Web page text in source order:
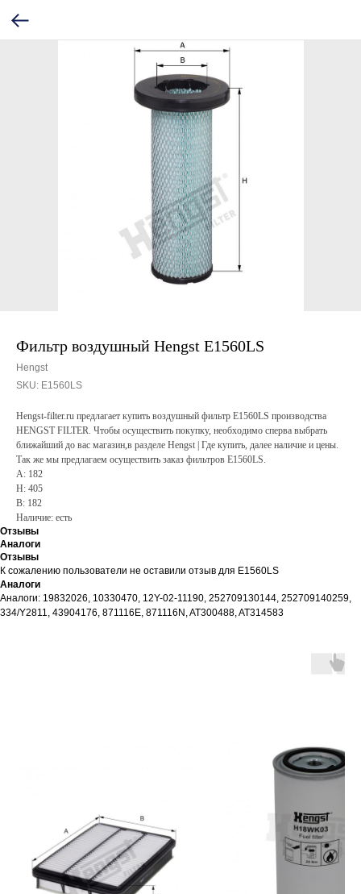
Фильтр воздушный Hengst E1560LS
Hengst
SKU: E1560LS
Hengst-filter.ru предлагает купить воздушный фильтр E1560LS производства
HENGST FILTER. Чтобы осуществить покупку, необходимо сперва выбрать
ближайший до вас магазин,в разделе Hengst | Где купить, далее наличие и цены.
Так же мы предлагаем осуществить заказ фильтров E1560LS.
A: 182
H: 405
B: 182
Наличие: есть
Отзывы
Аналоги
Отзывы
К сожалению пользователи не оставили отзыв для E1560LS
Аналоги
Аналоги: 19832026, 10330470, 12Y-02-11190, 252709130144, 252709140259,
334/Y2811, 43904176, 871116E, 871116N, AT300488, AT314583